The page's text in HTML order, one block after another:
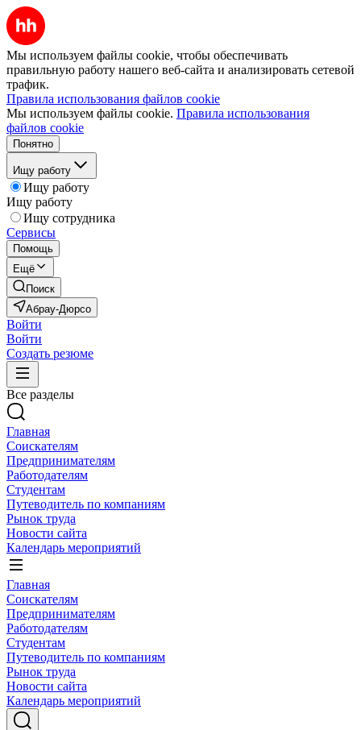
Мы используем файлы cookie, чтобы обеспечивать
правильную работу нашего веб-сайта и анализировать сетевой
трафик.
Правила использования файлов cookie
Мы используем файлы cookie. Правила использования
файлов cookie
Понятно
Ищу работу
Ищу работу
Ищу работу
Ищу сотрудника
Сервисы
Помощь
Ещё
Поиск
Абрау-Дюрсо
Войти
Войти
Создать резюме
Все разделы
Главная
Соискателям
Предпринимателям
Работодателям
Студентам
Путеводитель по компаниям
Рынок труда
Новости сайта
Календарь мероприятий
Главная
Соискателям
Предпринимателям
Работодателям
Студентам
Путеводитель по компаниям
Рынок труда
Новости сайта
Календарь мероприятий